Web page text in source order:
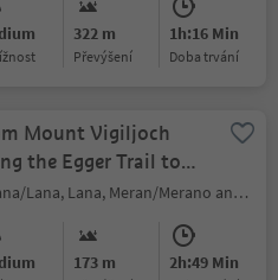
322 m
Převýšení
1h:16 Min
doba trvání
Mount Vigiljoch
the Egger Trail to
Rio Lagundo
Lana/Lana, Lana, Meran/Merano and environs
173 m 2h:49 Min